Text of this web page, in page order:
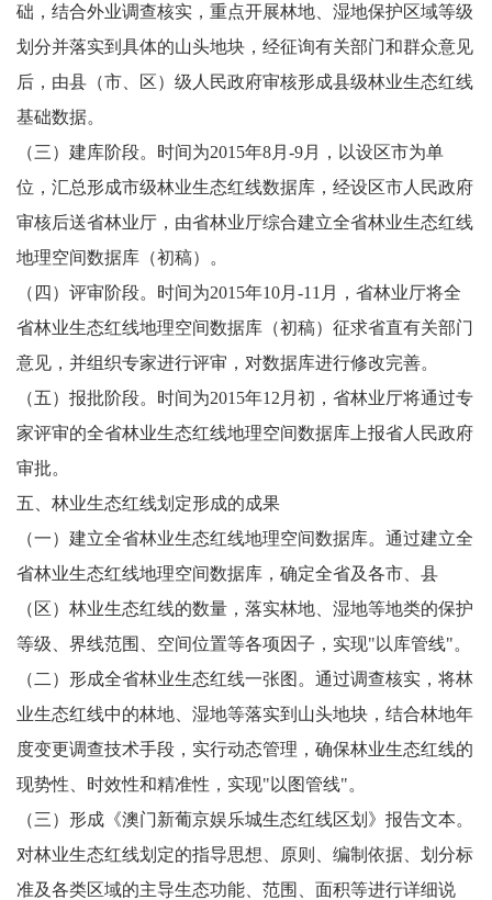
础，结合外业调查核实，重点开展林地、湿地保护区域等级
划分并落实到具体的山头地块，经征询有关部门和群众意见
后，由县（市、区）级人民政府审核形成县级林业生态红线
基础数据。
（三）建库阶段。时间为2015年8月-9月，以设区市为单
位，汇总形成市级林业生态红线数据库，经设区市人民政府
审核后送省林业厅，由省林业厅综合建立全省林业生态红线
地理空间数据库（初稿）。
（四）评审阶段。时间为2015年10月-11月，省林业厅将全
省林业生态红线地理空间数据库（初稿）征求省直有关部门
意见，并组织专家进行评审，对数据库进行修改完善。
（五）报批阶段。时间为2015年12月初，省林业厅将通过专
家评审的全省林业生态红线地理空间数据库上报省人民政府
审批。
五、林业生态红线划定形成的成果
（一）建立全省林业生态红线地理空间数据库。通过建立全
省林业生态红线地理空间数据库，确定全省及各市、县
（区）林业生态红线的数量，落实林地、湿地等地类的保护
等级、界线范围、空间位置等各项因子，实现"以库管线"。
（二）形成全省林业生态红线一张图。通过调查核实，将林
业生态红线中的林地、湿地等落实到山头地块，结合林地年
度变更调查技术手段，实行动态管理，确保林业生态红线的
现势性、时效性和精准性，实现"以图管线"。
（三）形成《澳门新葡京娱乐城生态红线区划》报告文本。
对林业生态红线划定的指导思想、原则、编制依据、划分标
准及各类区域的主导生态功能、范围、面积等进行详细说